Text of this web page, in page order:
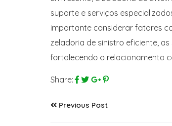
suporte e serviços
importante considerar fatores
zeladoria de sinistro eficiente,
fortalecendo o relacionamento
Share:
Previous Post